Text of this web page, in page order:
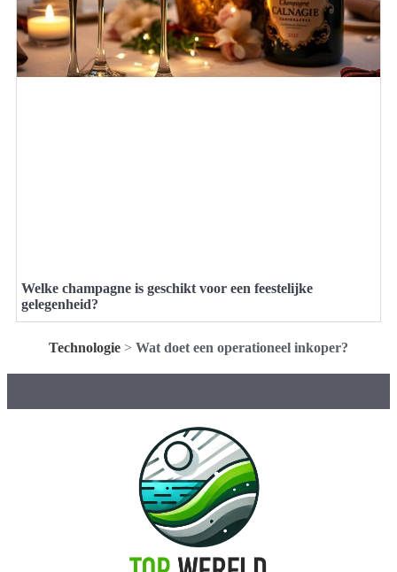
Welke champagne is geschikt voor een feestelijke
gelegenheid?
Technologie > Wat doet een operationeel inkoper?